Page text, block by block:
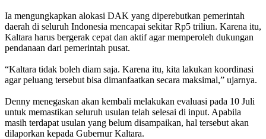
Ia mengungkapkan alokasi DAK yang diperebutkan pemerintah
daerah di seluruh Indonesia mencapai sekitar Rp5 triliun. Karena itu,
Kaltara harus bergerak cepat dan aktif agar memperoleh dukungan
pendanaan dari pemerintah pusat.
“Kaltara tidak boleh diam saja. Karena itu, kita lakukan koordinasi
agar peluang tersebut bisa dimanfaatkan secara maksimal,” ujarnya.
Denny menegaskan akan kembali melakukan evaluasi pada 10 Juli
untuk memastikan seluruh usulan telah selesai di input. Apabila
masih terdapat usulan yang belum disampaikan, hal tersebut akan
dilaporkan kepada Gubernur Kaltara.